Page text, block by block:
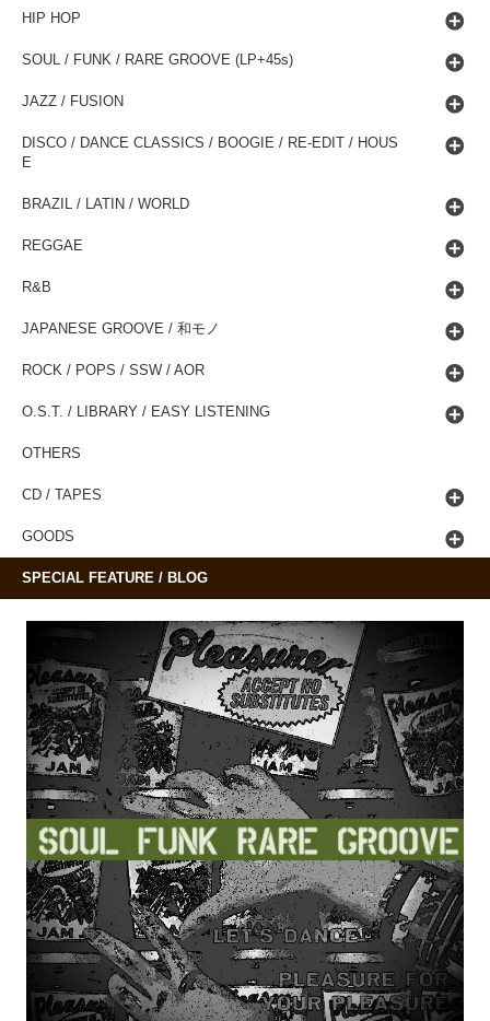
HIP HOP
SOUL / FUNK / RARE GROOVE (LP+45s)
JAZZ / FUSION
DISCO / DANCE CLASSICS / BOOGIE / RE-EDIT / HOUS
E
BRAZIL / LATIN / WORLD
REGGAE
R&B
JAPANESE GROOVE / 和モノ
ROCK / POPS / SSW / AOR
O.S.T. / LIBRARY / EASY LISTENING
OTHERS
CD / TAPES
GOODS
SPECIAL FEATURE / BLOG